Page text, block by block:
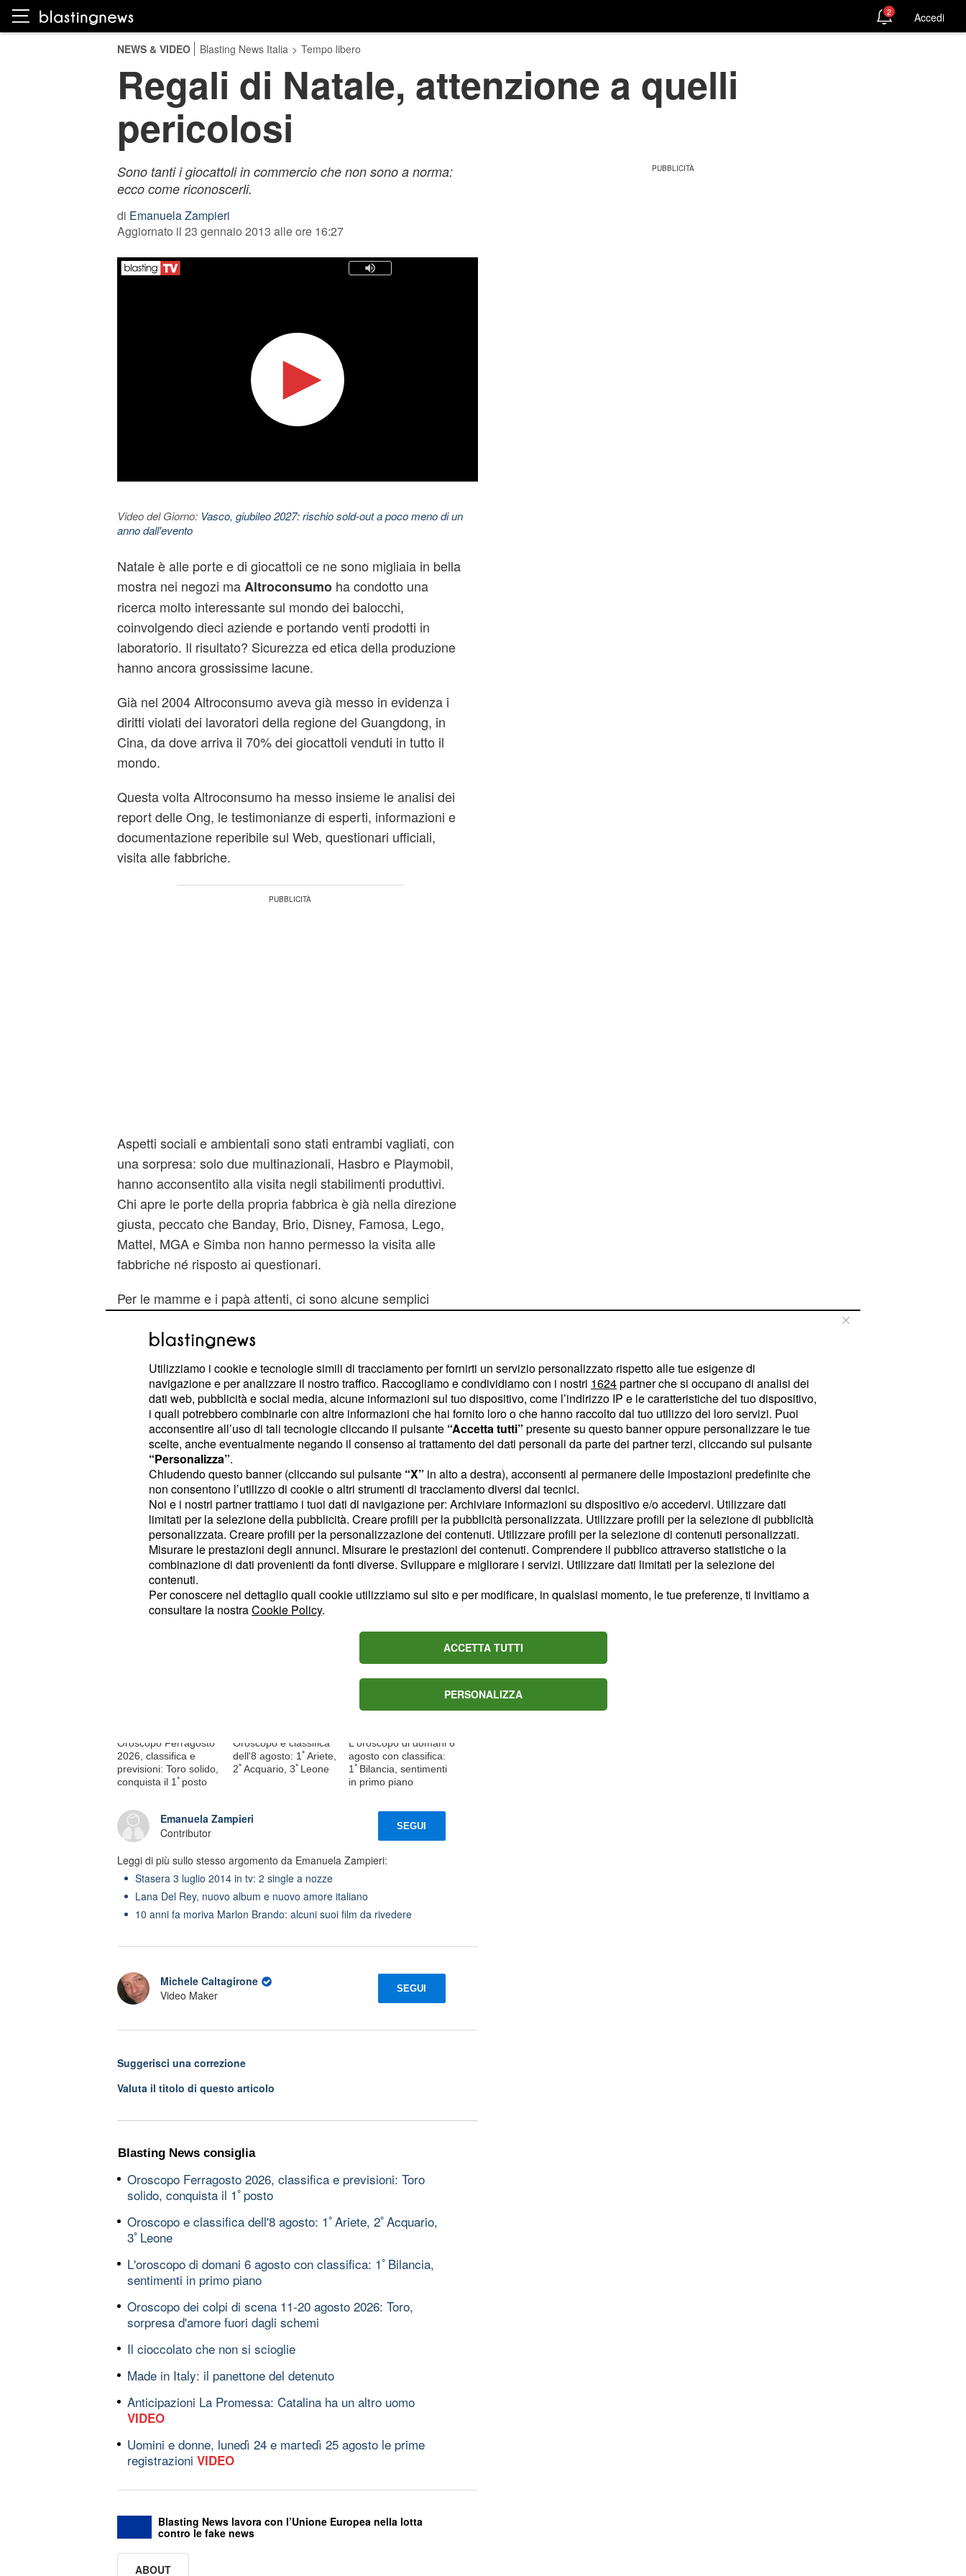
2 Accedi
NEWS & VIDEO Blasting News Italia > Tempo libero
Regali di Natale, attenzione a quelli
pericolosi
Sono tanti i giocattoli in commercio che non sono a norma:
ecco come riconoscerli.
di Emanuela Zampieri
Aggiornato il 23 gennaio 2013 alle ore 16:27
Video del Giorno: Vasco, giubileo 2027: rischio sold-out a poco meno di un
anno dall'evento
Natale è alle porte e di giocattoli ce ne sono migliaia in bella
mostra nei negozi maAltroconsumoha condotto una
ricerca molto interessante sul mondo dei balocchi,
coinvolgendo dieci aziende e portando venti prodotti in
laboratorio. Il risultato? Sicurezza ed etica della produzione
hanno ancora grossissime lacune.
Già nel 2004 Altroconsumo aveva già messo in evidenza i
diritti violati dei lavoratori della regione del Guangdong, in
Cina, da dove arriva il 70% dei giocattoli venduti in tutto il
mondo.
Questa volta Altroconsumo ha messo insieme le analisi dei
report delle Ong, le testimonianze di esperti, informazioni e
documentazione reperibile sul Web, questionari ufficiali,
visita alle fabbriche.
Aspetti sociali e ambientali sono stati entrambi vagliati, con
una sorpresa: solo due multinazionali, Hasbro e Playmobil,
hanno acconsentito alla visita negli stabilimenti produttivi.
Chi apre le porte della propria fabbrica è già nella direzione
giusta, peccato che Banday, Brio, Disney, Famosa, Lego,
Mattel, MGA e Simba non hanno permesso la visita alle
fabbriche né risposto ai questionari.
Per le mamme e i papà attenti, ci sono alcune semplici
regalo pericoloso:
Scegliere solo negozi affidabili
Acquistare solo giocattoli con il marchio CE
Leggere attentamente le istruzioni d’uso
Scegliere solamente giochi adatti all’età del bambino
Non acquistare giochi che contengono piccole parti per i
bambini di età inferiore ai tre anni
Per i giochi che non sono più adatti la soluzione non è la
pattumiera ma si possono donare a ospedali, asili,
consultori, associazioni
© RIPRODUZIONE VIETATA
Oroscopo Ferragosto
2026, classifica e
previsioni: Toro solido,
conquista il 1ﾟposto
Oroscopo e classifica
dell'8 agosto: 1ﾟAriete,
2ﾟAcquario, 3ﾟLeone
L'oroscopo di domani 6
agosto con classifica:
1ﾟBilancia, sentimenti
in primo piano
Emanuela Zampieri
Contributor
SEGUI
Leggi di più sullo stesso argomento da Emanuela Zampieri:
Stasera 3 luglio 2014 in tv: 2 single a nozze
Lana Del Rey, nuovo album e nuovo amore italiano
10 anni fa moriva Marlon Brando: alcuni suoi film da rivedere
Michele Caltagirone
Video Maker
SEGUI
Suggerisci una correzione
Valuta il titolo di questo articolo
Blasting News consiglia
Oroscopo Ferragosto 2026, classifica e previsioni: Toro
solido, conquista il 1ﾟposto
Oroscopo e classifica dell'8 agosto: 1ﾟAriete, 2ﾟAcquario,
3ﾟLeone
L'oroscopo di domani 6 agosto con classifica: 1ﾟBilancia,
sentimenti in primo piano
Oroscopo dei colpi di scena 11-20 agosto 2026: Toro,
sorpresa d'amore fuori dagli schemi
Il cioccolato che non si scioglie
Made in Italy: il panettone del detenuto
Anticipazioni La Promessa: Catalina ha un altro uomo
VIDEO
Uomini e donne, lunedì 24 e martedì 25 agosto le prime
registrazioni VIDEO
Blasting News lavora con l’Unione Europea nella lotta
contro le fake news
ABOUT
Utilizziamo i cookie e tecnologie simili di tracciamento per fornirti un servizio personalizzato rispetto alle tue esigenze di
navigazione e per analizzare il nostro traffico. Raccogliamo e condividiamo con i nostri 1624partner che si occupano di analisi dei
dati web, pubblicità e social media, alcune informazioni sul tuo dispositivo, come l’indirizzo IP e le caratteristiche del tuo dispositivo,
i quali potrebbero combinarle con altre informazioni che hai fornito loro o che hanno raccolto dal tuo utilizzo dei loro servizi. Puoi
acconsentire all’uso di tali tecnologie cliccando il pulsante “Accetta tutti” presente su questo banner oppure personalizzare le tue
scelte, anche eventualmente negando il consenso al trattamento dei dati personali da parte dei partner terzi, cliccando sul pulsante
“Personalizza”.
Chiudendo questo banner (cliccando sul pulsante “X” in alto a destra), acconsenti al permanere delle impostazioni predefinite che
non consentono l’utilizzo di cookie o altri strumenti di tracciamento diversi dai tecnici.
Noi e i nostri partner trattiamo i tuoi dati di navigazione per: Archiviare informazioni su dispositivo e/o accedervi. Utilizzare dati
limitati per la selezione della pubblicità. Creare profili per la pubblicità personalizzata. Utilizzare profili per la selezione di pubblicità
personalizzata. Creare profili per la personalizzazione dei contenuti. Utilizzare profili per la selezione di contenuti personalizzati.
Misurare le prestazioni degli annunci. Misurare le prestazioni dei contenuti. Comprendere il pubblico attraverso statistiche o la
combinazione di dati provenienti da fonti diverse. Sviluppare e migliorare i servizi. Utilizzare dati limitati per la selezione dei
contenuti.
Per conoscere nel dettaglio quali cookie utilizziamo sul sito e per modificare, in qualsiasi momento, le tue preferenze, ti invitiamo a
consultare la nostraCookie Policy.
ACCETTA TUTTI
PERSONALIZZA